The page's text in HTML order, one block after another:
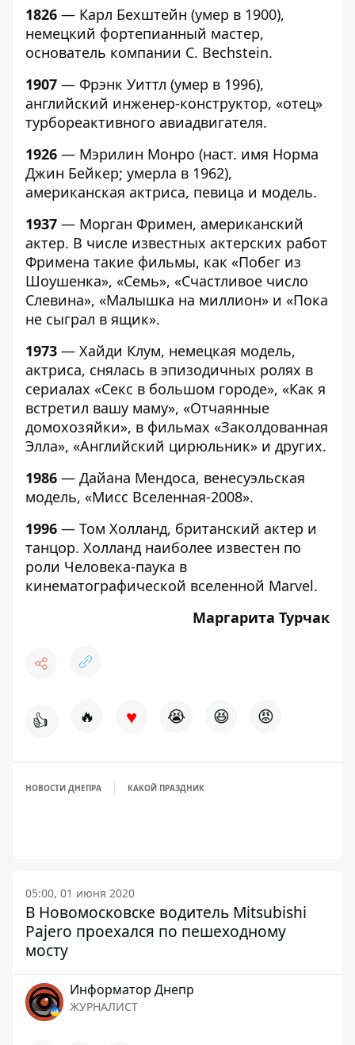
1826 — Карл Бехштейн (умер в 1900),
немецкий фортепианный мастер,
основатель компании C. Bechstein.
1907 — Фрэнк Уиттл (умер в 1996),
английский инженер-конструктор, «отец»
турбореактивного авиадвигателя.
1926 — Мэрилин Монро (наст. имя Норма
Джин Бейкер; умерла в 1962),
американская актриса, певица и модель.
1937 — Морган Фримен, американский
актер. В числе известных актерских работ
Фримена такие фильмы, как «Побег из
Шоушенка», «Семь», «Счастливое число
Слевина», «Малышка на миллион» и «Пока
не сыграл в ящик».
1973 — Хайди Клум, немецкая модель,
актриса, снялась в эпизодичных ролях в
сериалах «Секс в большом городе», «Как я
встретил вашу маму», «Отчаянные
домохозяйки», в фильмах «Заколдованная
Элла», «Английский цирюльник» и других.
1986 — Дайана Мендоса, венесуэльская
модель, «Мисс Вселенная-2008».
1996 — Том Холланд, британский актер и
танцор. Холланд наиболее известен по
роли Человека-паука в
кинематографической вселенной Marvel.
Маргарита Турчак
👍 🔥 ♥ 😭 😆 😡
НОВОСТИ ДНЕПРА КАКОЙ ПРАЗДНИК
05:00, 01 июня 2020
В Новомосковске водитель Mitsubishi
Pajero проехался по пешеходному
мосту
Информатор Днепр
ЖУРНАЛИСТ